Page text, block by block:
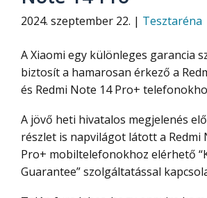
2024. szeptember 22. | Tesztaréna
A Xiaomi egy különleges garancia
biztosít a hamarosan érkező a
és Redmi Note 14 Pro+
A jövő heti hivatalos megjelenés előtt több új
részlet is napvilágot látott a Redmi
Pro+ mobiltelefonokhoz elérhető
Guarantee” szolgáltatással